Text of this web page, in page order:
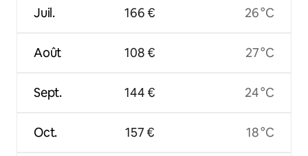
Juil.
Août
Sept.
Oct.
166 €
108 €
144 €
157 €
26 °C
27 °C
24 °C
18 °C